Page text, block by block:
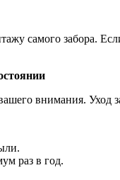
самого забора.
внимания.
раз в год.